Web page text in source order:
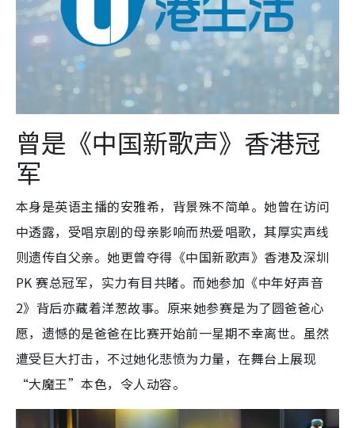
曾是 《中国新歌声》香港冠
军
本身是英语主播的安雅希，背景殊不简单。她曾在访问
中透露，受唱京剧的母亲影响而热爱唱歌，其厚实声线
则遗传自父亲。她更曾夺得《中国新歌声》香港及深圳
PK 赛总冠军，实力有目共睹。而她参加《中年好声音
2》背后亦藏着洋葱故事。原来她参赛是为了圆爸爸心
愿，遗憾的是爸爸在比赛开始前一星期不幸离世。虽然
遭受巨大打击，不过她化悲愤为力量，在舞台上展现
“大魔王”本色，令人动容。